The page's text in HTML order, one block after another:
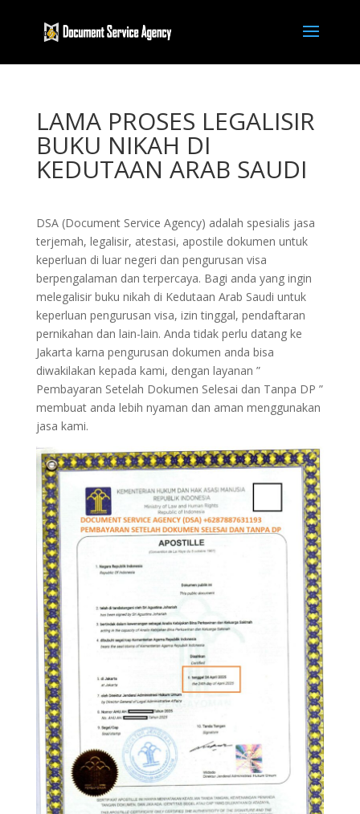
LAMA PROSES LEGALISIR
BUKU NIKAH DI
KEDUTAAN ARAB SAUDI
DSA (Document Service Agency) adalah spesialis jasa
terjemah, legalisir, atestasi, apostile dokumen untuk
keperluan di luar negeri dan pengurusan visa
berpengalaman dan terpercaya. Bagi anda yang ingin
melegalisir buku nikah di Kedutaan Arab Saudi untuk
keperluan pengurusan visa, izin tinggal, pendaftaran
pernikahan dan lain-lain. Anda tidak perlu datang ke
Jakarta karna pengurusan dokumen anda bisa
diwakilakan kepada kami, dengan layanan ”
Pembayaran Setelah Dokumen Selesai dan Tanpa DP ”
membuat anda lebih nyaman dan aman menggunakan
jasa kami.